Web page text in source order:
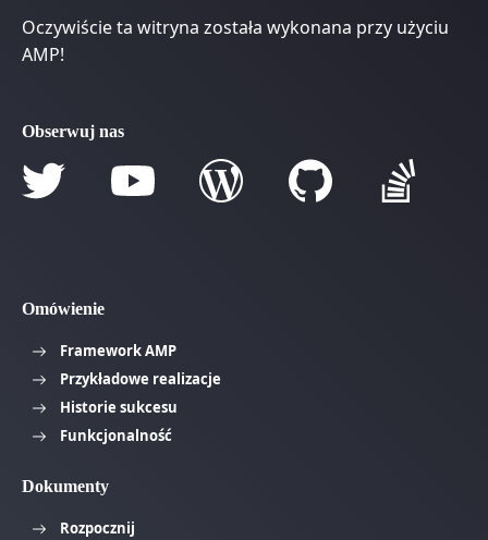
Oczywiście ta witryna została wykonana przy użyciu
AMP!
Obserwuj nas
Omówienie
Framework AMP
Przykładowe realizacje
Historie sukcesu
Funkcjonalność
Dokumenty
Rozpocznij